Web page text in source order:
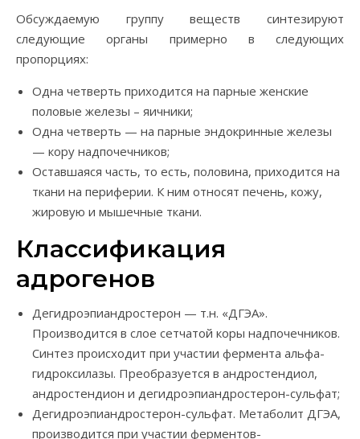
Обсуждаемую группу веществ синтезируют
следующие органы примерно в следующих
пропорциях:
Одна четверть приходится на парные женские
половые железы – яичники;
Одна четверть — на парные эндокринные железы
— кору надпочечников;
Оставшаяся часть, то есть, половина, приходится на
ткани на периферии. К ним относят печень, кожу,
жировую и мышечные ткани.
Классификация
адрогенов
Дегидроэпиандростерон — т.н. «ДГЭА».
Производится в слое сетчатой коры надпочечников.
Синтез происходит при участии фермента альфа-
гидроксилазы. Преобразуется в андростендиол,
андростендион и дегидроэпиандростерон-сульфат;
Дегидроэпиандростерон-сульфат. Метаболит ДГЭА,
производится при участии ферментов-